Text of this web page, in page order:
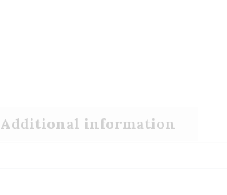
Additional information